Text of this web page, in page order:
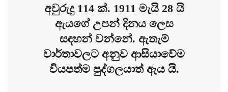
අවුරුදු 114 ක්. 1911 මැයි 28 යි
ඇයගේ උපන් දිනය ලෙස
සඳහන් වන්නේ. ඇතැම්
වාර්තාවලට අනුව ආසියාවේම
වියපත්ම පුද්ගලයාත් ඇය යි.